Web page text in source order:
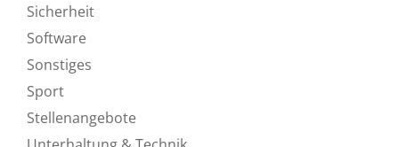
Sicherheit
Software
Sonstiges
Sport
Stellenangebote